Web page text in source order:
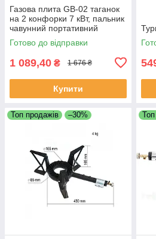
Газова плита GB-02 таганок
на 2 конфорки 7 кВт, пальник
чавунний портативний
туристичний GB-02
Готово до відправки
1 089,40 ₴ 1 676 ₴
Купити
Топ продажів –30%